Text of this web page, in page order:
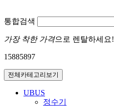
통합검색
가장 착한 가격으로 렌탈하세요!
15885897
전체카테고리보기
UBUS
정수기